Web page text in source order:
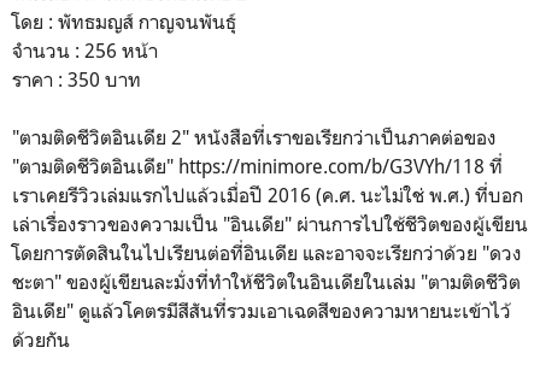
โดย : พัทธมญส์ กาญจนพันธุ์
จำนวน : 256 หน้า
ราคา : 350 บาท
"ตามติดชีวิตอินเดีย 2" หนังสือที่เราขอเรียกว่าเป็นภาคต่อของ
"ตามติดชีวิตอินเดีย" https://minimore.com/b/G3VYh/118 ที่
เราเคยรีวิวเล่มแรกไปแล้วเมื่อปี 2016 (ค.ศ. นะไม่ใช่ พ.ศ.) ที่บอก
เล่าเรื่องราวของความเป็น "อินเดีย" ผ่านการไปใช้ชีวิตของผู้เขียน
โดยการตัดสินในไปเรียนต่อที่อินเดีย และอาจจะเรียกว่าด้วย "ดวง
ชะตา" ของผู้เขียนละมั่งที่ทำให้ชีวิตในอินเดียในเล่ม "ตามติดชีวิต
อินเดีย" ดูแล้วโคตรมีสีสันที่รวมเอาเฉดสีของความหายนะเข้าไว้
ด้วยกัน